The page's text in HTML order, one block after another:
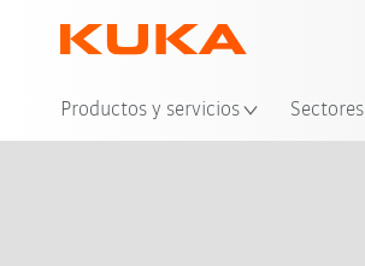
Productos y servicios Sectores